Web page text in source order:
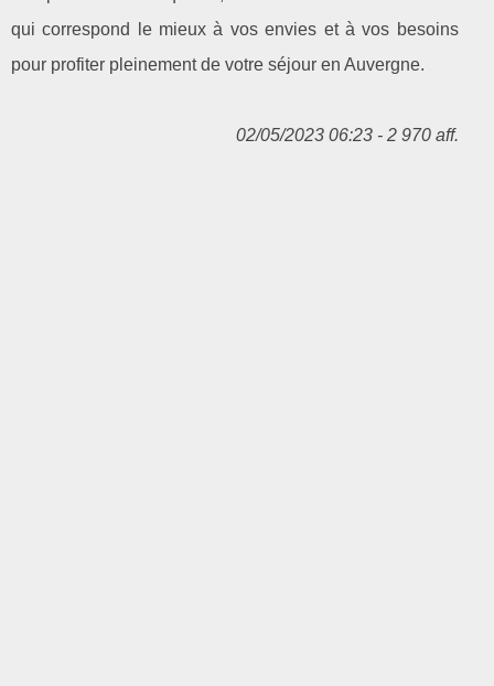
qui correspond le mieux à vos envies et à vos besoins
pour profiter pleinement de votre séjour en Auvergne.
02/05/2023 06:23 - 2 970 aff.